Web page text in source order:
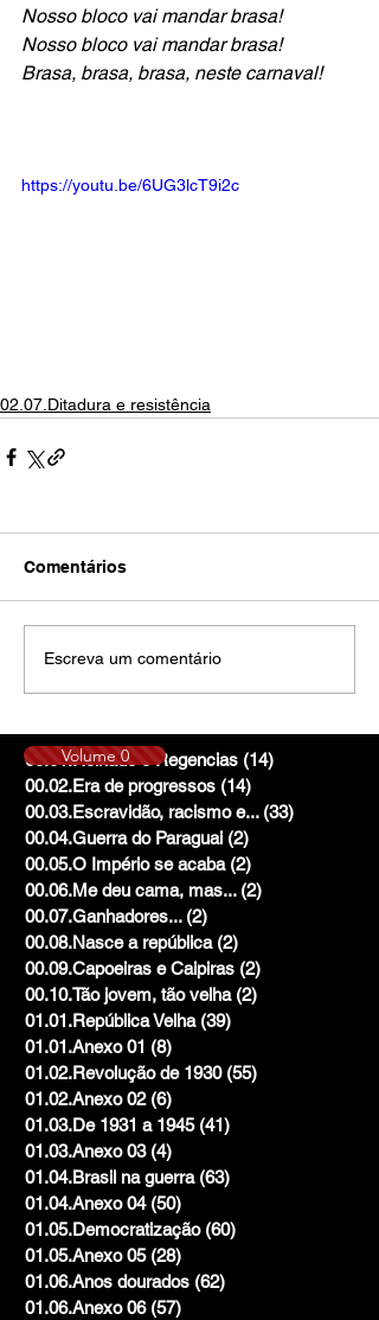
Nosso bloco vai mandar brasa!
Nosso bloco vai mandar brasa!
Brasa, brasa, brasa, neste carnaval!
https://youtu.be/6UG3lcT9i2c
02.07.Ditadura e resistência
Comentários
Escreva um comentário
00.01.Reinado e Regencias (14)
00.02.Era de progressos (14)
00.03.Escravidão, racismo e... (33)
00.04.Guerra do Paraguai (2)
00.05.O Império se acaba (2)
00.06.Me deu cama, mas... (2)
00.07.Ganhadores... (2)
00.08.Nasce a república (2)
00.09.Capoeiras e Caipiras (2)
00.10.Tão jovem, tão velha (2)
01.01.República Velha (39)
01.01.Anexo 01 (8)
01.02.Revolução de 1930 (55)
01.02.Anexo 02 (6)
01.03.De 1931 a 1945 (41)
01.03.Anexo 03 (4)
01.04.Brasil na guerra (63)
01.04.Anexo 04 (50)
01.05.Democratização (60)
01.05.Anexo 05 (28)
01.06.Anos dourados (62)
01.06.Anexo 06 (57)
Volume 0